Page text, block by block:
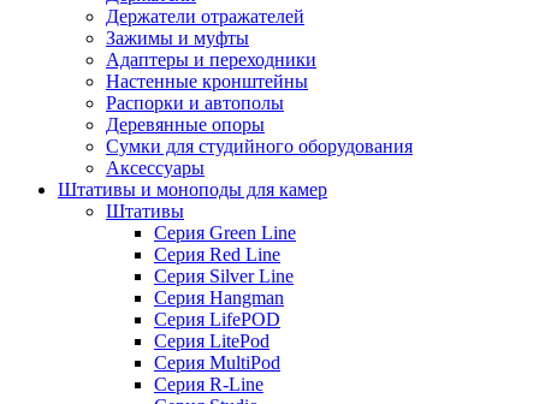
Держатели отражателей
Зажимы и муфты
Адаптеры и переходники
Настенные кронштейны
Распорки и автополы
Деревянные опоры
Сумки для студийного оборудования
Аксессуары
Штативы и моноподы для камер
Штативы
Серия Green Line
Серия Red Line
Серия Silver Line
Серия Hangman
Серия LifePOD
Серия LitePod
Серия MultiPod
Серия R-Line